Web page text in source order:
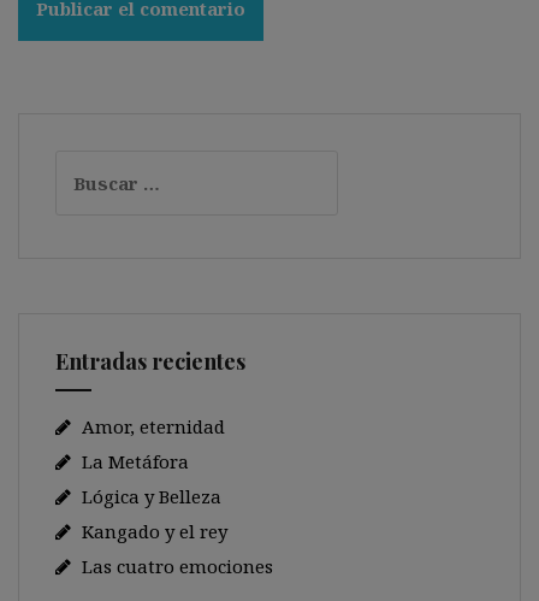
Entradas recientes
Amor, eternidad
La Metáfora
Lógica y Belleza
Kangado y el rey
Las cuatro emociones